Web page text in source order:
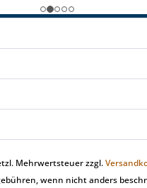
Mehrwertsteuer zzgl.
wenn nicht anders